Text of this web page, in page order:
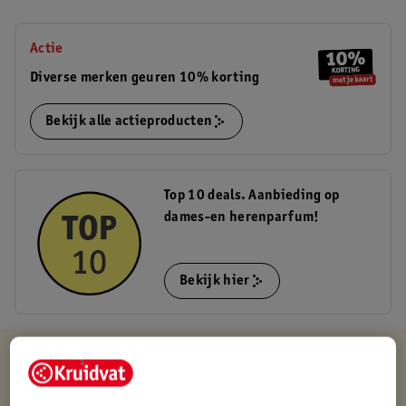
Actie
Diverse merken geuren 10% korting
Bekijk alle actieproducten
Top 10 deals. Aanbieding op
dames-en herenparfum!
Bekijk hier
Kruidvat is altijd voordelig